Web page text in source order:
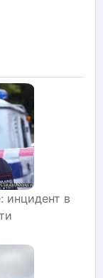
инцидент в